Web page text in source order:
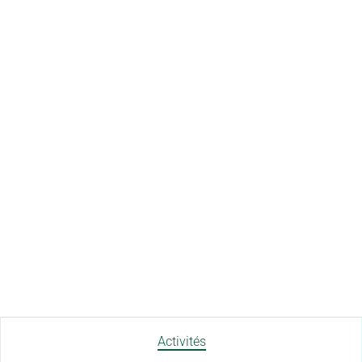
Activités